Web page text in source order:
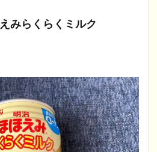
みらくらくミルク